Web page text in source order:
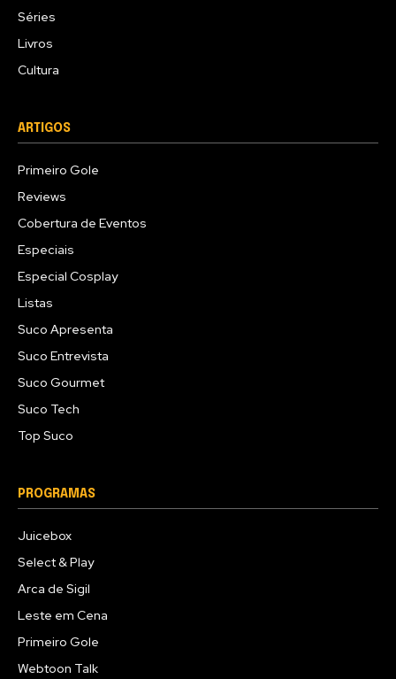
Séries
Livros
Cultura
ARTIGOS
Primeiro Gole
Reviews
Cobertura de Eventos
Especiais
Especial Cosplay
Listas
Suco Apresenta
Suco Entrevista
Suco Gourmet
Suco Tech
Top Suco
PROGRAMAS
Juicebox
Select & Play
Arca de Sigil
Leste em Cena
Primeiro Gole
Webtoon Talk